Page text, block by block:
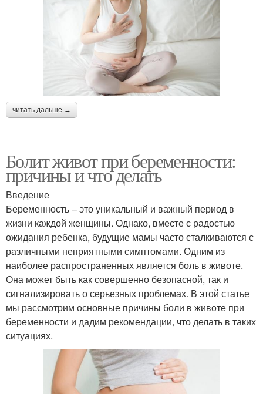
читать дальше →
Болит живот при беременности:
причины и что делать
Введение
Беременность – это уникальный и важный период в
жизни каждой женщины. Однако, вместе с радостью
ожидания ребенка, будущие мамы часто сталкиваются с
различными неприятными симптомами. Одним из
наиболее распространенных является боль в животе.
Она может быть как совершенно безопасной, так и
сигнализировать о серьезных проблемах. В этой статье
мы рассмотрим основные причины боли в животе при
беременности и дадим рекомендации, что делать в таких
ситуациях.